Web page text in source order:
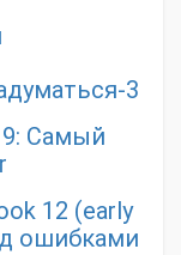
3
9: Самый
12 (early
ошибками